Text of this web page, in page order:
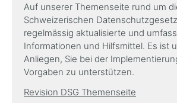
Auf unserer Themenseite rund um
Schweizerischen
regelmässig aktualisierte und
Informationen und Hilfsmittel. Es ist
Anliegen, Sie bei der
Vorgaben zu unterstützen.
Revision DSG Themenseite